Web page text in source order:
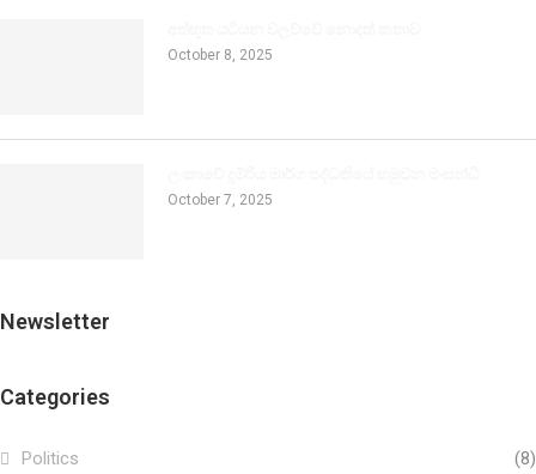
October 8, 2025
October 7, 2025
Newsletter
Categories
Politics (8)